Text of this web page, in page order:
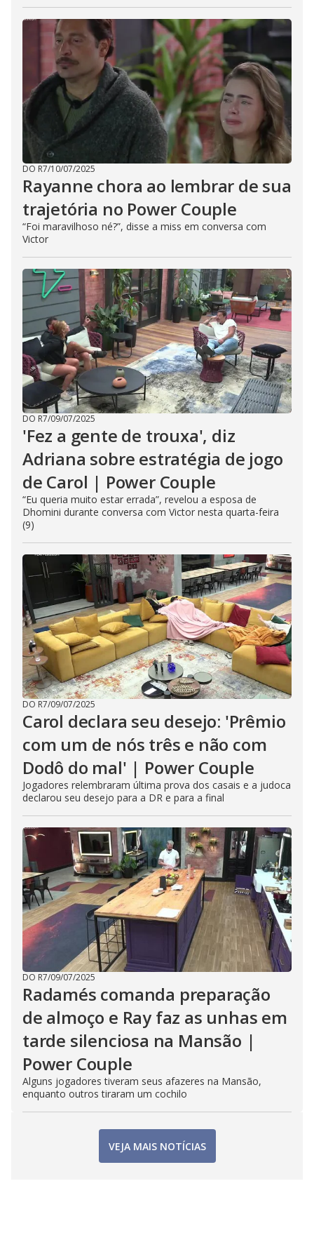
DO R7/10/07/2025
Rayanne chora ao lembrar de sua
trajetória no Power Couple
“Foi maravilhoso né?”, disse a miss em conversa com
Victor
DO R7/09/07/2025
'Fez a gente de trouxa', diz
Adriana sobre estratégia de jogo
de Carol | Power Couple
“Eu queria muito estar errada”, revelou a esposa de
Dhomini durante conversa com Victor nesta quarta-feira
(9)
DO R7/09/07/2025
Carol declara seu desejo: 'Prêmio
com um de nós três e não com
Dodô do mal' | Power Couple
Jogadores relembraram última prova dos casais e a judoca
declarou seu desejo para a DR e para a final
DO R7/09/07/2025
Radamés comanda preparação
de almoço e Ray faz as unhas em
tarde silenciosa na Mansão |
Power Couple
Alguns jogadores tiveram seus afazeres na Mansão,
enquanto outros tiraram um cochilo
VEJA MAIS NOTÍCIAS